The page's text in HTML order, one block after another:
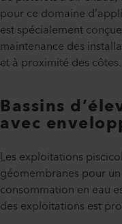
pour ce domaine
est spécialement
maintenance des
et à proximité des côtes.
Bassins
avec
Les exploitations
géomembranes pour
consommation en eau
des exploitations est